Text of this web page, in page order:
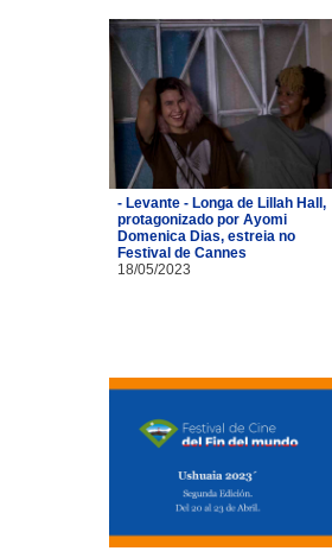
- Levante - Longa de Lillah Hall,
protagonizado por Ayomi
Domenica Dias, estreia no
Festival de Cannes
18/05/2023